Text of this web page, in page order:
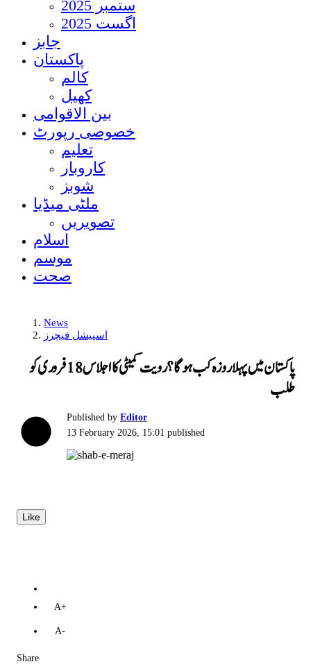
ستمبر 2025
اگست 2025
جابز
پاکستان
کالم
کھیل
بین الاقوامی
خصوصی رپورٹ
تعلیم
کاروبار
شوبز
ملٹی میڈیا
تصویریں
اسلام
موسم
صحت
News
اسپیشل فیچرز
پاکستان میں پہلا روزہ کب ہوگا؟ رویت کمیٹی کا اجلاس 18 فروری کو
طلب
Published by Editor
13 February 2026, 15:01 published
Like
A+
A-
Share